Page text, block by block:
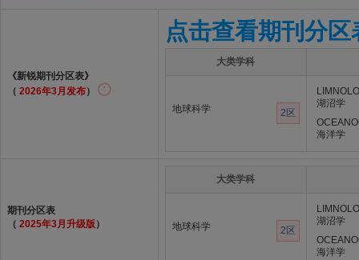
《新锐期刊分区表》
（ 2026年3月发布）
点击查看期刊分区
大类学科
地球科学 2区
湖沼学
海洋学
期刊分区表
（ 2025年3月升级版 ）
大类学科
地球科学 2区
湖沼学
海洋学